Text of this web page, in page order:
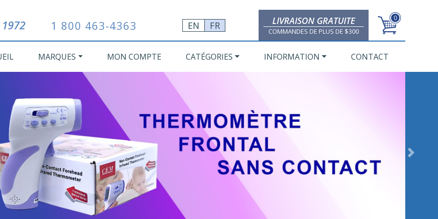
1 800 463-4363 EN FR LIVRAISON GRATUITE
COMMANDES DE PLUS DE $300
0
MARQUES MON COMPTE CATÉGORIES INFORMATION CONTACT
Next